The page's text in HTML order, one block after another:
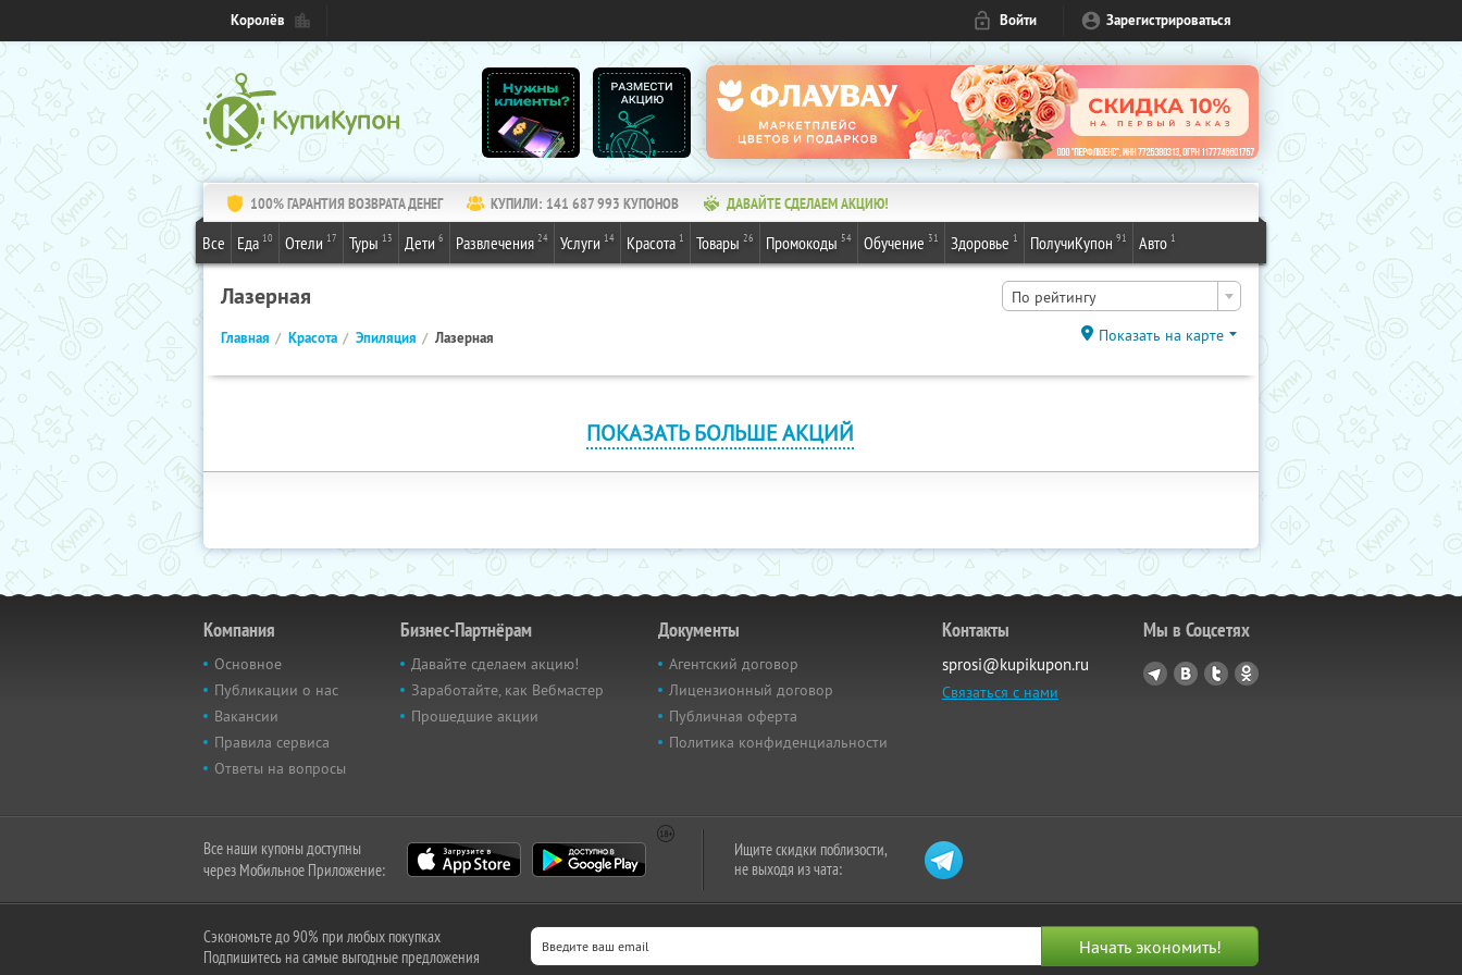
Королёв Войти Зарегистрироваться
100% ГАРАНТИЯ ВОЗВРАТА ДЕНЕГ КУПИЛИ: 141 687 993 КУПОНОВ ДАВАЙТЕ СДЕЛАЕМ АКЦИЮ!
Все Еда 10 Отели 17 Туры 13 Дети 6 Развлечения 24 Услуги 14 Красота 1 Товары 26 Промокоды 54 Обучение 31 Здоровье 1 ПолучиКупон 91 Авто 1
Лазерная По рейтингу
Главная Красота Эпиляция Лазерная Показать на карте
ПОКАЗАТЬ БОЛЬШЕ АКЦИЙ
Компания
Основное
Публикации о нас
Вакансии
Правила сервиса
Ответы на вопросы
Бизнес-Партнёрам
Давайте сделаем акцию!
Заработайте, как Вебмастер
Прошедшие акции
Документы
Агентский договор
Лицензионный договор
Публичная оферта
Политика конфиденциальности
Контакты
sprosi@kupikupon.ru
Связаться с нами
Мы в Соцсетях
Все наши купоны доступны
через Мобильное Приложение:
Ищите скидки поблизости,
не выходя из чата:
Сэкономьте до 90% при любых покупках
Подпишитесь на самые выгодные предложения